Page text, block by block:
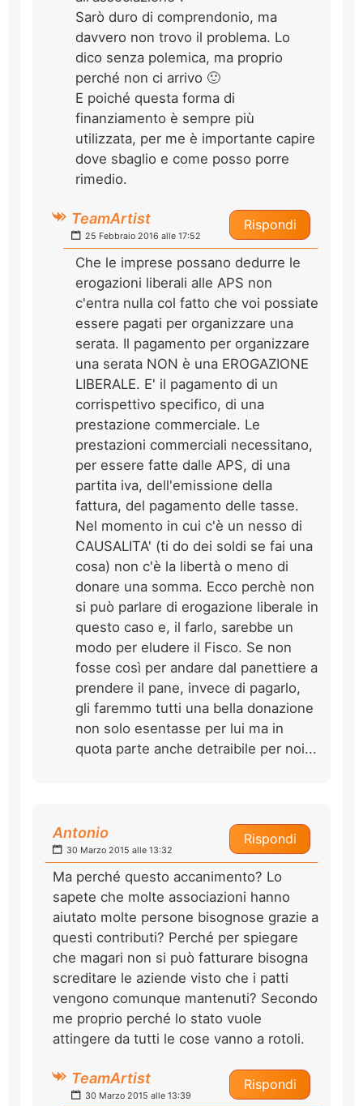
Sarò duro di comprendonio, ma
davvero non trovo il problema. Lo
dico senza polemica, ma proprio
perché non ci arrivo 🙂
E poiché questa forma di
finanziamento è sempre più
utilizzata, per me è importante capire
dove sbaglio e come posso porre
rimedio.
Rispondi
TeamArtist
25 Febbraio 2016 alle 17:52
Che le imprese possano dedurre le
erogazioni liberali alle APS non
c'entra nulla col fatto che voi possiate
essere pagati per organizzare una
serata. Il pagamento per organizzare
una serata NON è una EROGAZIONE
LIBERALE. E' il pagamento di un
corrispettivo specifico, di una
prestazione commerciale. Le
prestazioni commerciali necessitano,
per essere fatte dalle APS, di una
partita iva, dell'emissione della
fattura, del pagamento delle tasse.
Nel momento in cui c'è un nesso di
CAUSALITA' (ti do dei soldi se fai una
cosa) non c'è la libertà o meno di
donare una somma. Ecco perchè non
si può parlare di erogazione liberale in
questo caso e, il farlo, sarebbe un
modo per eludere il Fisco. Se non
fosse così per andare dal panettiere a
prendere il pane, invece di pagarlo,
gli faremmo tutti una bella donazione
non solo esentasse per lui ma in
quota parte anche detraibile per noi...
Rispondi
Antonio
30 Marzo 2015 alle 13:32
Ma perché questo accanimento? Lo
sapete che molte associazioni hanno
aiutato molte persone bisognose grazie a
questi contributi? Perché per spiegare
che magari non si può fatturare bisogna
screditare le aziende visto che i patti
vengono comunque mantenuti? Secondo
me proprio perché lo stato vuole
attingere da tutti le cose vanno a rotoli.
Rispondi
TeamArtist
30 Marzo 2015 alle 13:39